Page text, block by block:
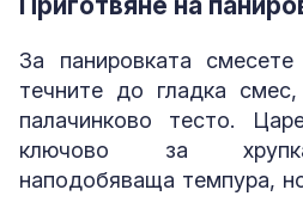
За панировката
течните до гладка
палачинково тесто.
ключово за
наподобяваща темпура,